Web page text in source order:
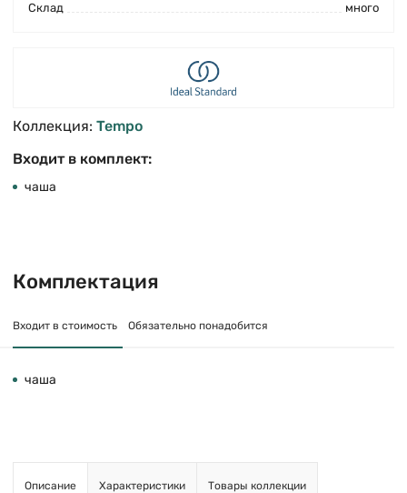
Cклад много
Коллекция: Tempo
Входит в комплект:
чаша
Комплектация
Входит в стоимость Обязательно понадобится
чаша
Описание Характеристики Товары коллекции